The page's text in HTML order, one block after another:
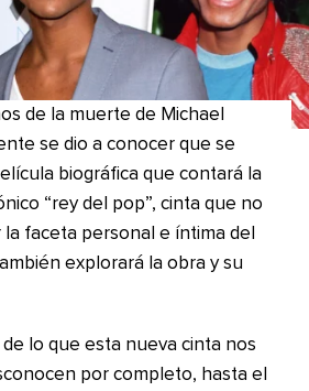
de la muerte de Michael
se dio a conocer que se
biográfica que contará la
“rey del pop”, cinta que no
faceta personal e íntima del
explorará la obra y su
lo que esta nueva cinta nos
por completo, hasta el